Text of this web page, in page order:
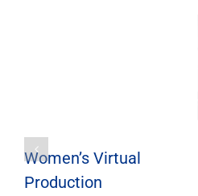
Kontakt
Women’s Virtual
Production